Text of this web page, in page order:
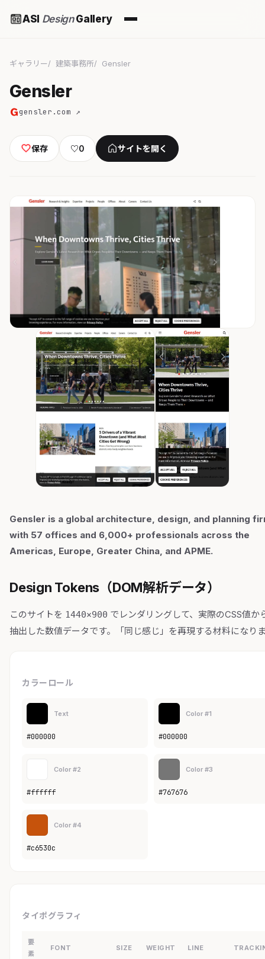
ASI DesignGallery
ギャラリー 建築事務所 Gensler
Gensler
gensler.com ↗
保存 ♡0 サイトを開く
Gensler is a global architecture, design, and planning
with 57 offices and 6,000+ professionals across the
Americas, Europe, Greater China, and APME.
Design Tokens（DOM解析データ）
このサイトを 1440×900 でレンダリングして、実際のCSS値か
抽出した数値データです。「同じ感じ」を再現する材料になり
カラーロール
Text
#000000
Color #1
#000000
Color #2
#ffffff
Color #3
#767676
Color #4
#c6530c
タイポグラフィ
要
素
FONT SIZE WEIGHT LINE